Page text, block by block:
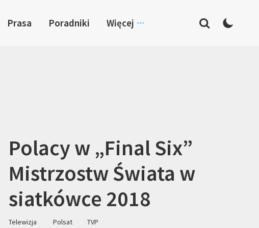
Prasa Poradniki Więcej
Polacy w „Final Six”
Mistrzostw Świata w
siatkówce 2018
Telewizja Polsat TVP